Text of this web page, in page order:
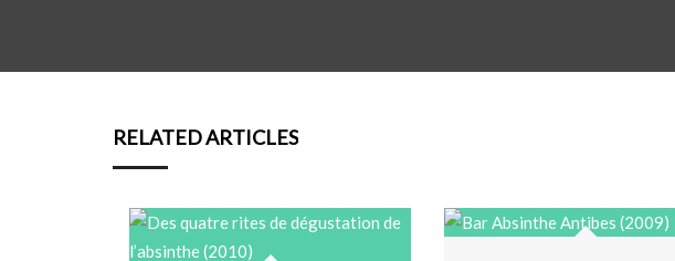
RELATED ARTICLES